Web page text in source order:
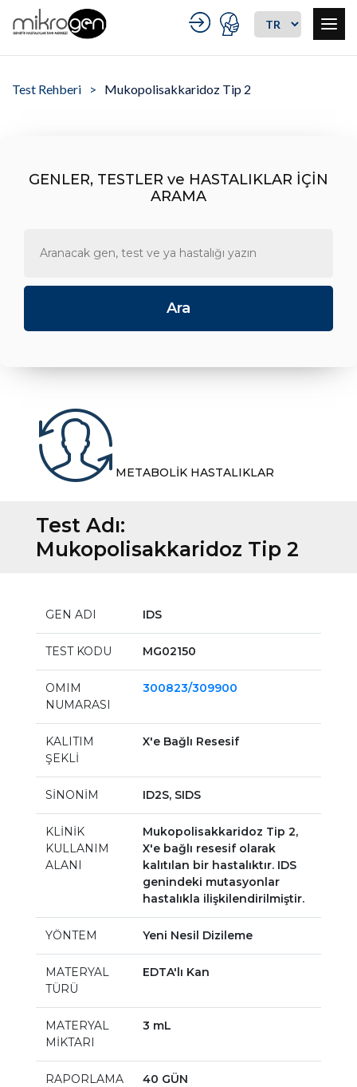
Test Rehberi Mukopolisakkaridoz Tip 2
GENLER, TESTLER ve HASTALIKLAR İÇİN
ARAMA
METABOLİK HASTALIKLAR
Test Adı:
Mukopolisakkaridoz Tip 2
GEN ADI IDS
TEST KODU MG02150
OMIM
NUMARASI
300823/309900
KALITIM
ŞEKLİ
X'e Bağlı Resesif
SİNONİM ID2S, SIDS
KLİNİK
KULLANIM
ALANI
Mukopolisakkaridoz Tip 2,
X'e bağlı resesif olarak
kalıtılan bir hastalıktır. IDS
genindeki mutasyonlar
hastalıkla ilişkilendirilmiştir.
YÖNTEM Yeni Nesil Dizileme
MATERYAL
TÜRÜ
EDTA'lı Kan
MATERYAL
MİKTARI
3 mL
RAPORLAMA
40 GÜN